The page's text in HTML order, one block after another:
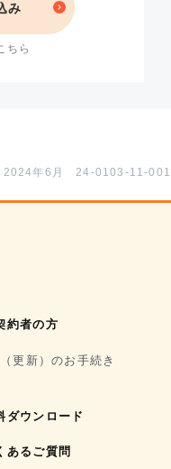
み
ちら
2024年6月 24-0103-11-001
約者の方
更新）のお手続き
ダウンロード
あるご質問